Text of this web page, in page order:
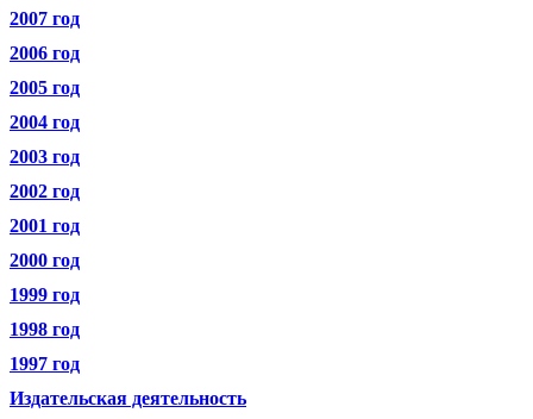
2007 год
2006 год
2005 год
2004 год
2003 год
2002 год
2001 год
2000 год
1999 год
1998 год
1997 год
Издательская деятельность